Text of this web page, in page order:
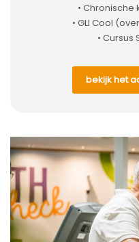
•
• GLI Cool
• Cursus
bekijk het